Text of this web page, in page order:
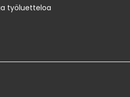
työluetteloa